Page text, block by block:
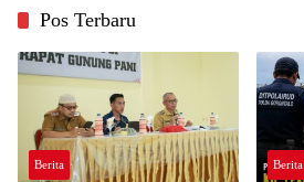
Pos Terbaru
Berita Berita